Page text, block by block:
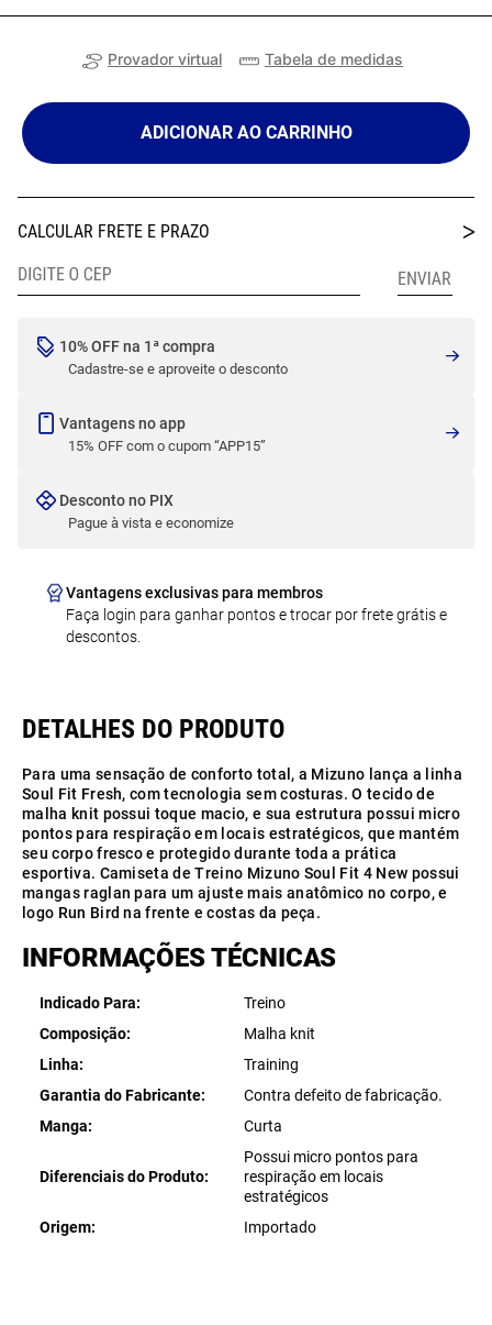
Provador virtual Tabela de medidas
ADICIONAR AO CARRINHO
10% OFF na 1ª compra
Cadastre-se e aproveite o desconto
Vantagens no app
15% OFF com o cupom “APP15”
Desconto no PIX
Pague à vista e economize
Vantagens exclusivas para membros
Faça login para ganhar pontos e trocar por frete grátis e
descontos.
Para uma sensação de conforto total, a Mizuno lança a linha
Soul Fit Fresh, com tecnologia sem costuras. O tecido de
malha knit possui toque macio, e sua estrutura possui micro
pontos para respiração em locais estratégicos, que mantém
seu corpo fresco e protegido durante toda a prática
esportiva. Camiseta de Treino Mizuno Soul Fit 4 New possui
mangas raglan para um ajuste mais anatômico no corpo, e
logo Run Bird na frente e costas da peça.
INFORMAÇÕES TÉCNICAS
Indicado Para
Treino
Composição
Malha knit
Linha
Training
Garantia do Fabricante
Contra defeito de fabricação.
Manga
Curta
Diferenciais do Produto
Possui micro pontos para
respiração em locais
estratégicos
Origem
Importado